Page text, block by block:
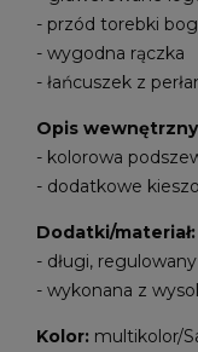
- przód torebki
- wygodna rączka
- łańcuszek z
Opis
- kolorowa
- dodatkowe
Dodatki/materiał:
- długi,
- wykonana z
Kolor: multikolor/